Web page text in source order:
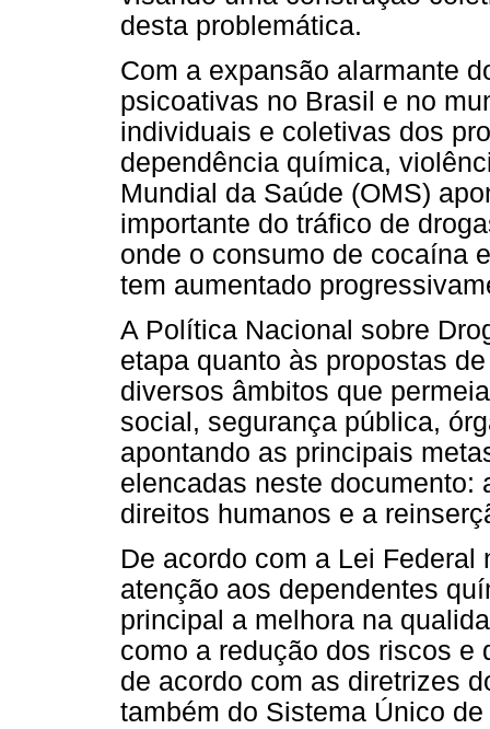
desta problemática.
Com a expansão alarmante
psicoativas no Brasil e no
individuais e coletivas dos
dependência química,
Mundial da Saúde (OMS)
importante do tráfico de
onde o consumo de cocaína
tem aumentado
A Política Nacional sobre
etapa quanto às propostas
diversos âmbitos que
social, segurança pública,
apontando as principais
elencadas neste documento:
direitos humanos e a
De acordo com a Lei Federal
atenção aos dependentes
principal a melhora na
como a redução dos riscos e
de acordo com as diretrizes
também do Sistema Único